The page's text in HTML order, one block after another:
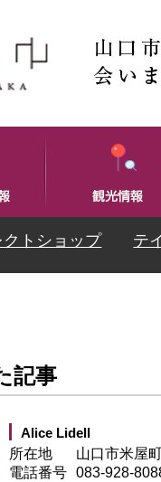
クトショップ テ
記事
Alice Lidell
所在地
山口市米屋
電話番号 083-928-